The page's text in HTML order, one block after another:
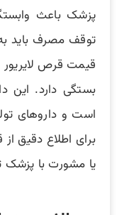
پزشک باعث
توقف مصرف باید
بستگی دارد. این
است و داروهای
برای اطلاع دقیق
یا مشورت با